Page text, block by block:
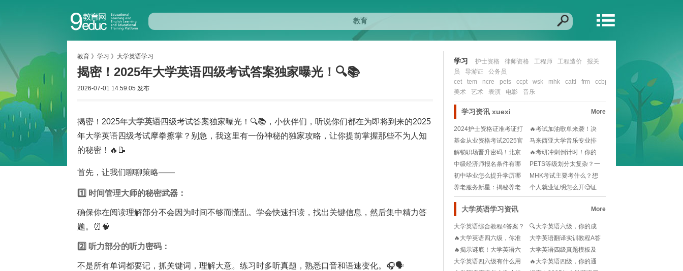
教育 》 学习 》 大学英语学习
揭密！2025年大学英语四级考试答案独家曝光！🔍📚
2026-07-01 14:59:05 发布
揭密！2025年大学英语四级考试答案独家曝光！🔍📚，小伙伴们，听说你们都在为即将到来的2025
年大学英语四级考试摩拳擦掌？别急，我这里有一份神秘的独家攻略，让你提前掌握那些不为人知
的秘密！🔥📝
首先，让我们聊聊策略——
1️⃣ 时间管理大师的秘密武器：
确保你在阅读理解部分不会因为时间不够而慌乱。学会快速扫读，找出关键信息，然后集中精力答
题。⏰🧠
2️⃣ 听力部分的听力密码：
不是所有单词都要记，抓关键词，理解大意。练习时多听真题，熟悉口音和语速变化。🎧🗣️
学习 护士资格 律师资格 工程师 工程造价
报关
员
导游证
公务员
cet
tem ncre pets ccpt wsk mhk catti frm ccbp nit ccie ocp
美术
艺术 表演 电影 音乐
学习资讯 xuexi More
2024护士资格证准考证打
印入口在哪？如
🔥考试加油歌单来袭！决
战考场，励志曲目助
基金从业资格考试2025官
网报名流程？小
马来西亚大学音乐专业排
名如何？想留学选校
解锁职场晋升密码！北京
人力资源管理师报考
🔥考研冲刺倒计时！你的
2025备考时间规
中级经济师报名条件有哪
些？工作年限怎么算
PETS等级划分太复杂？一
文读懂考试难度
初中毕业怎么提升学历哪
个简单🧐快速提升学
MHK考试主要考什么？想
拿高分必看的备考
养老服务新星：揭秘养老
护理员的温馨守护者
个人就业证明怎么开🧐证
件齐全才能安心求职
大学英语学习资讯 More
大学英语综合教程4答案？
📚如何高效学习英语？快
来看看这个方法！🧐
🔍大学英语六级，你的成
绩单在哪里？🔍
🔥大学英语四六级，你准
备好了吗？报名条件大揭
秘🎓!
大学英语翻译实训教程A答
案？🎓如何高效完成翻译
实训？👀
🔥揭示谜底！大学英语六
级考试必胜秘籍大公开📚!
大学英语四级真题模板及
答案解析🧐这些问题你都
搞清楚了吗？
大学英语四六级有什么用
🔥大学英语四级，你的通